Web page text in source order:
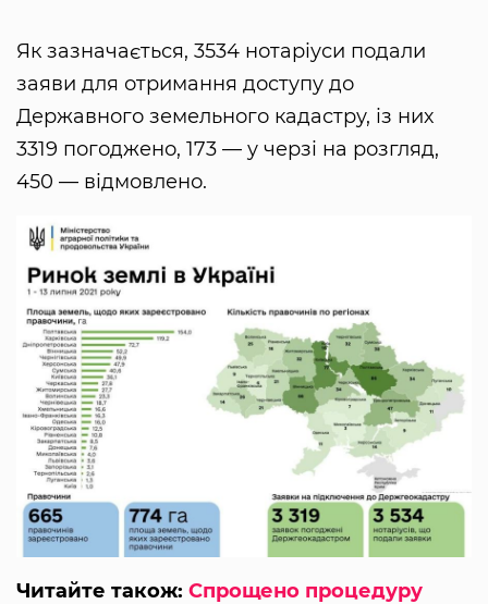
Як зазначається, 3534 нотаріуси подали
заяви для отримання доступу до
Державного земельного кадастру, із них
3319 погоджено, 173 — у черзі на розгляд,
450 — відмовлено.
Читайте також: Спрощено процедуру